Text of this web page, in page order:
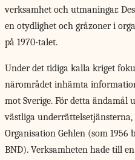
verksamhet och utmaningar.
en otydlighet och gråzoner i
på 1970-talet.
Under det tidiga kalla kriget
närområdet inhämta
mot Sverige. För detta ändamål
västliga
Organisation Gehlen (som 1956
BND). Verksamheten hade till